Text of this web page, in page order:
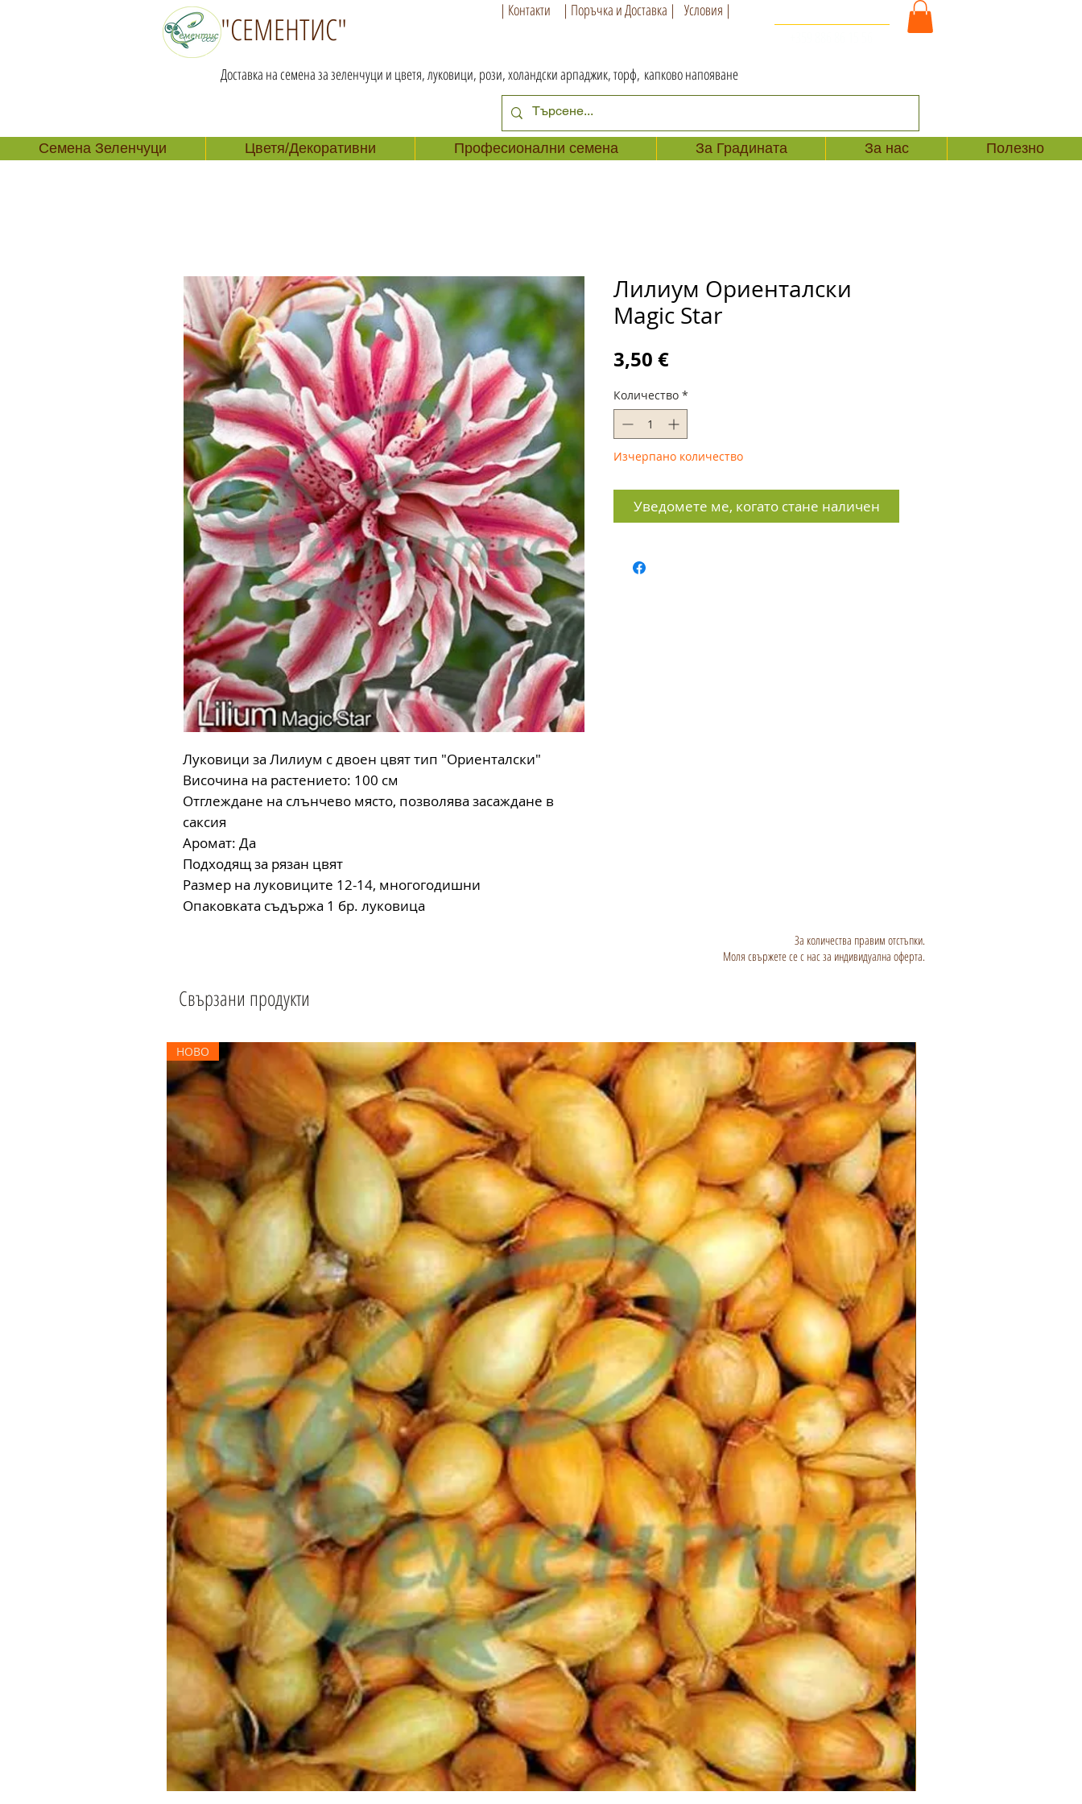
"СЕМЕНТИС"
Доставка на семена за зеленчуци и цветя, луковици, рози, холандски арпаджик, торф, капково напояване
| Поръчка и Доставка |
| Контакти Условия |
Семена Зеленчуци Цветя/Декоративни Професионални семена За Градината За нас Полезно
Луковици за Лилиум с двоен цвят тип "Ориенталски"
Височина на растението: 100 см
Отглеждане на слънчево място, позволява засаждане в
саксия
Аромат: Да
Подходящ за рязан цвят
Размер на луковиците 12-14, многогодишни
Опаковката съдържа 1 бр. луковица
Лилиум Ориенталски
Magic Star
3,50 €Цена
Количество *
Изчерпано количество
Уведомете ме, когато стане наличен
За количества правим отстъпки.
Моля свържете се с нас за индивидуална оферта.
Свързани продукти
НОВО